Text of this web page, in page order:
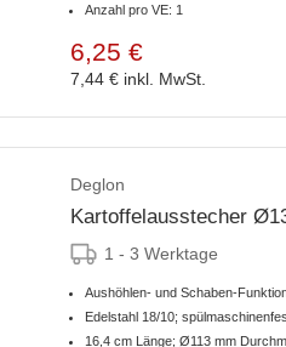
Anzahl pro VE: 1
6,25 €
7,44 € inkl. MwSt.
Deglon
Kartoffelausstecher
1 - 3 Werktage
Aushöhlen- und Schaben-
Edelstahl 18/10;
16,4 cm Länge; Ø113 mm